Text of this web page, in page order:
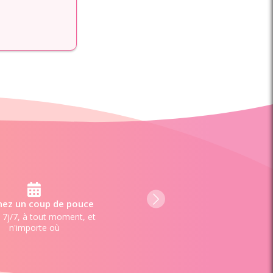
un coup de pouce
7j/7, à tout moment, et
n'importe où